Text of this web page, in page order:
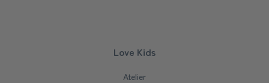
Love Kids
Atelier